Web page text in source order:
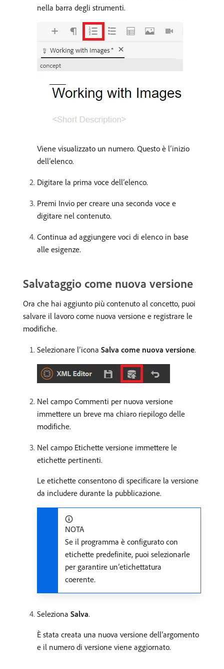
nella barra degli strumenti.
Viene visualizzato un numero. Questo è l’inizio
dell’elenco.
Digitare la prima voce dell’elenco.
Premi Invio per creare una seconda voce e
digitare nel contenuto.
Continua ad aggiungere voci di elenco in base
alle esigenze.
Salvataggio come nuova versione
Ora che hai aggiunto più contenuto al concetto, puoi
salvare il lavoro come nuova versione e registrare le
modifiche.
Selezionare l’icona Salva come nuova versione.
Nel campo Commenti per nuova versione
immettere un breve ma chiaro riepilogo delle
modifiche.
Nel campo Etichette versione immettere le
etichette pertinenti.
Le etichette consentono di specificare la versione
da includere durante la pubblicazione.
NOTA
Se il programma è configurato con
etichette predefinite, puoi selezionarle
per garantire un’etichettatura
coerente.
Seleziona Salva.
È stata creata una nuova versione dell’argomento
e il numero di versione viene aggiornato.